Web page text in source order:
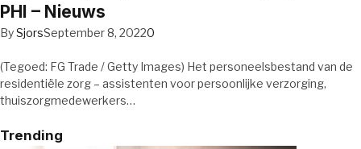
PHI – Nieuws
BySjorsSeptember 8, 20220
(Tegoed: FG Trade / Getty Images) Het personeelsbestand van de
residentiële zorg – assistenten voor persoonlijke verzorging,
thuiszorgmedewerkers…
Trending